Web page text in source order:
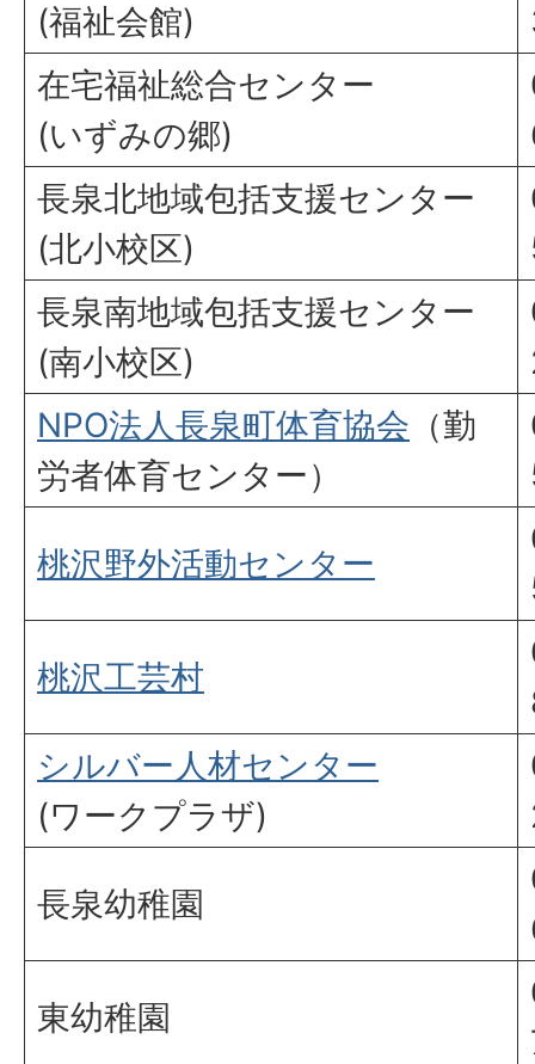
(福祉会館)
在宅福祉総合センター
(いずみの郷)
長泉北地域包括支援センター
(北小校区)
長泉南地域包括支援センター
(南小校区)
NPO法人長泉町体育協会 （勤
労者体育センター）
桃沢野外活動センター
桃沢工芸村
シルバー人材センター
(ワークプラザ)
長泉幼稚園
東幼稚園